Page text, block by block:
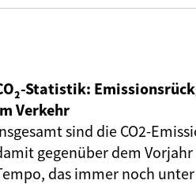
Statistik:
Verkehr
sind die CO2-
gegenüber dem
das immer noch